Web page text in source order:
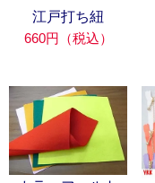
江戸打ち紐
660円（税込）